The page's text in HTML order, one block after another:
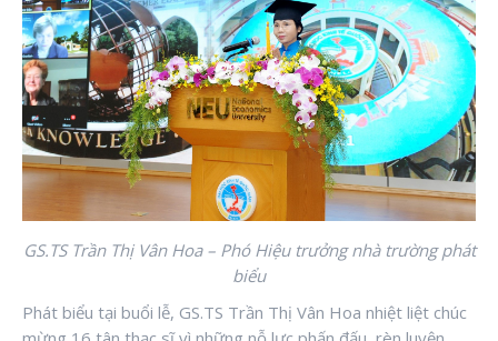
GS.TS Trần Thị Vân Hoa – Phó Hiệu trưởng nhà trường phát
biểu
Phát biểu tại buổi lễ, GS.TS Trần Thị Vân Hoa nhiệt liệt chúc